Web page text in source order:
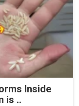
Inside
is ..